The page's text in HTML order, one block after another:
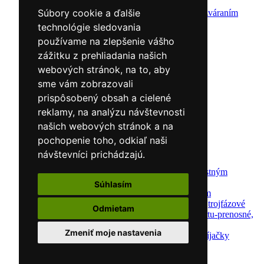
Súbory cookie a ďalšie
technológie sledovania
používame na zlepšenie vášho
zážitku z prehliadania našich
webových stránok, na to, aby
sme vám zobrazovali
prispôsobený obsah a cielené
reklamy, na analýzu návštevnosti
našich webových stránok a na
pochopenie toho, odkiaľ naši
návštevníci prichádzajú.
Súhlasím
Odmietam
Zmeniť moje nastavenia
Ochrana pred zváraním
Predohrev / Žíhanie
Polohovacie systémy
Indukčný ohrev
Auto náradie a vybavenie servisov
Lakernícke stojany
Nabíjačky a testery
Navijaky
Navijaky ručné
Navijaky elektrické
Reťazové kladkostroje
Náradie pre uloženie brzdového systému
Nástroje pre autookná
Nabíjačky/Štartéry
Automatické nabíjačky
Automatické nabíjačky s bezpečnostným
automatickým štartom
Nabíjačky/Štartéry s bezpečnostným
automatickým štartom-jednofázové,trojfázové
Dielenské nabíjačky s funkciou štartu-prenosné,
pojazdné
Mikroprocesorové automatické nabíjačky
Dielenské nabíjačky